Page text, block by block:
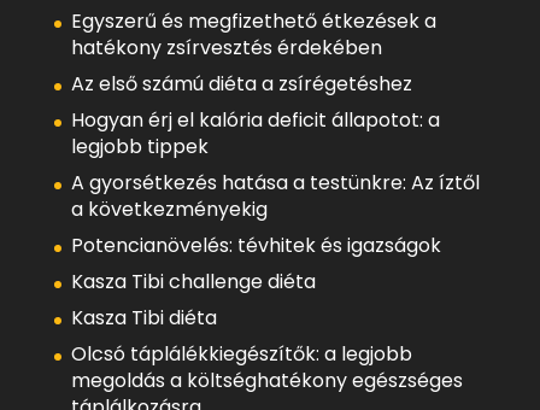
Egyszerű és megfizethető étkezések a
hatékony zsírvesztés érdekében
Az első számú diéta a zsírégetéshez
Hogyan érj el kalória deficit állapotot: a
legjobb tippek
A gyorsétkezés hatása a testünkre: Az íztől
a következményekig
Potencianövelés: tévhitek és igazságok
Kasza Tibi challenge diéta
Kasza Tibi diéta
Olcsó táplálékkiegészítők: a legjobb
megoldás a költséghatékony egészséges